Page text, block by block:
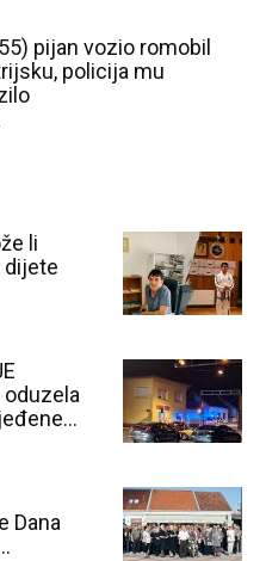
pijan vozio romobil
policija mu
li
dijete
oduzela
Dana